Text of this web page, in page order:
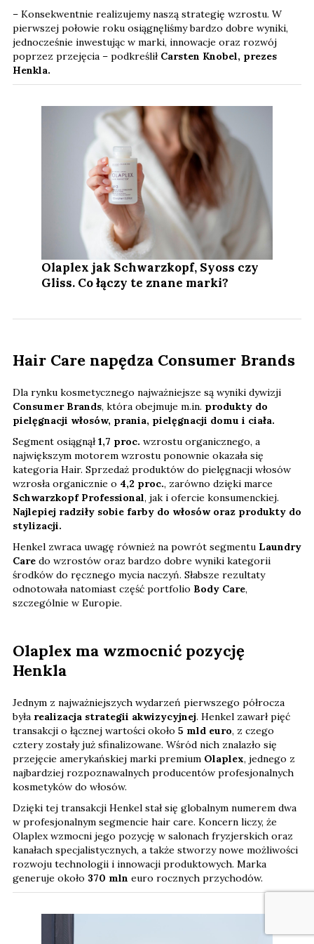
– Konsekwentnie realizujemy naszą strategię wzrostu. W
pierwszej połowie roku osiągnęliśmy bardzo dobre wyniki,
jednocześnie inwestując w marki, innowacje oraz rozwój
poprzez przejęcia – podkreślił Carsten Knobel, prezes
Henkla.
Olaplex jak Schwarzkopf, Syoss czy
Gliss. Co łączy te znane marki?
Hair Care napędza Consumer Brands
Dla rynku kosmetycznego najważniejsze są wyniki dywizji
Consumer Brands, która obejmuje m.in. produkty do
pielęgnacji włosów, prania, pielęgnacji domu i ciała.
Segment osiągnął1,7 proc. wzrostu organicznego, a
największym motorem wzrostu ponownie okazała się
kategoria Hair. Sprzedaż produktów do pielęgnacji włosów
wzrosła organicznie o 4,2 proc., zarówno dzięki marce
Schwarzkopf Professional, jak i ofercie konsumenckiej.
Najlepiej radziły sobie farby do włosów oraz produkty do
stylizacji.
Henkel zwraca uwagę również na powrót segmentu Laundry
Care do wzrostów oraz bardzo dobre wyniki kategorii
środków do ręcznego mycia naczyń. Słabsze rezultaty
odnotowała natomiast część portfolio Body Care,
szczególnie w Europie.
Olaplex ma wzmocnić pozycję
Henkla
Jednym z najważniejszych wydarzeń pierwszego półrocza
była realizacja strategii akwizycyjnej. Henkel zawarł pięć
transakcji o łącznej wartości około 5 mld euro, z czego
cztery zostały już sfinalizowane. Wśród nich znalazło się
przejęcie amerykańskiej marki premium Olaplex, jednego z
najbardziej rozpoznawalnych producentów profesjonalnych
kosmetyków do włosów.
Dzięki tej transakcji Henkel stał się globalnym numerem dwa
w profesjonalnym segmencie hair care. Koncern liczy, że
Olaplex wzmocni jego pozycję w salonach fryzjerskich oraz
kanałach specjalistycznych, a także stworzy nowe możliwości
rozwoju technologii i innowacji produktowych. Marka
generuje około 370 mln euro rocznych przychodów.